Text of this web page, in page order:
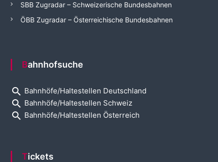
SBB Zugradar – Schweizerische Bundesbahnen
ÖBB Zugradar – Österreichische Bundesbahnen
Bahnhofsuche
search Bahnhöfe/Haltestellen Deutschland
search Bahnhöfe/Haltestellen Schweiz
search Bahnhöfe/Haltestellen Österreich
Tickets